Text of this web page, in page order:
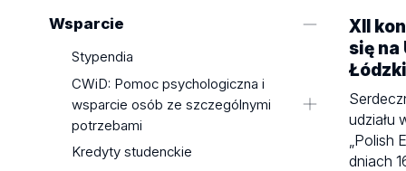
Wsparcie
Stypendia
CWiD: Pomoc psychologiczna i
wsparcie osób ze szczególnymi
potrzebami
Aktualności
Kredyty studenckie
XII
się
udziału
„Polish
dniach